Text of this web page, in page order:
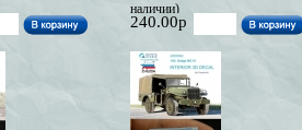
наличии)
240.00р